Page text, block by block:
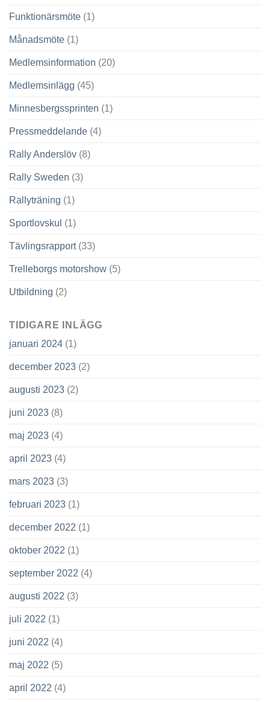
Funktionärsmöte (1)
Månadsmöte (1)
Medlemsinformation (20)
Medlemsinlägg (45)
Minnesbergssprinten (1)
Pressmeddelande (4)
Rally Anderslöv (8)
Rally Sweden (3)
Rallyträning (1)
Sportlovskul (1)
Tävlingsrapport(33)
Trelleborgs motorshow (5)
Utbildning (2)
TIDIGARE INLÄGG
januari 2024 (1)
december 2023 (2)
augusti 2023 (2)
juni 2023 (8)
maj 2023 (4)
april 2023 (4)
mars 2023 (3)
februari 2023 (1)
december 2022 (1)
oktober 2022 (1)
september 2022 (4)
augusti 2022 (3)
juli 2022 (1)
juni 2022 (4)
maj 2022 (5)
april 2022 (4)